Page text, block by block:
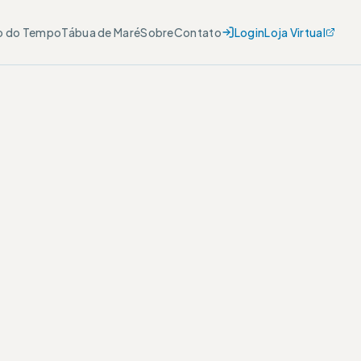
do TempoTábua de MaréSobreContato LoginLoja Virtual